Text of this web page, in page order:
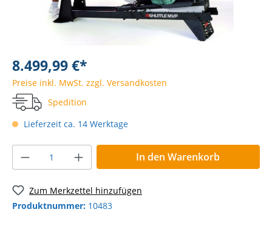
8.499,99 €*
Preise inkl. MwSt. zzgl. Versandkosten
Spedition
Lieferzeit ca. 14 Werktage
In den Warenkorb
Zum Merkzettel hinzufügen
Produktnummer: 10483